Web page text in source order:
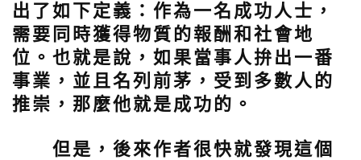
出了如下定義：作為一名成功人士，
需要同時獲得物質的報酬和社會地
位。也就是說，如果當事人拚出一番
事業，並且名列前茅，受到多數人的
推崇，那麼他就是成功的。
但是，後來作者很快就發現這個